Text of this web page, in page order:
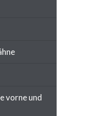
vorne und